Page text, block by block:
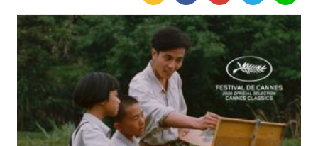
坎
城
影
展
選